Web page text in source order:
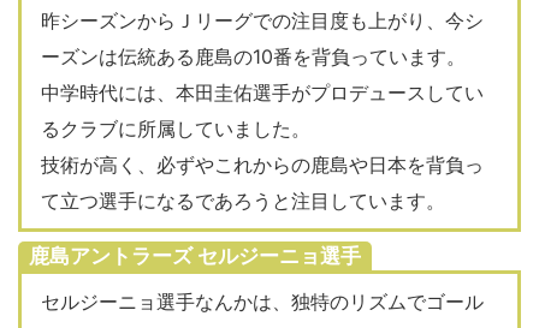
昨シーズンからＪリーグでの注目度も上がり、今シ
ーズンは伝統ある鹿島の10番を背負っています。
中学時代には、本田圭佑選手がプロデュースしてい
るクラブに所属していました。
技術が高く、必ずやこれからの鹿島や日本を背負っ
て立つ選手になるであろうと注目しています。
鹿島アントラーズ セルジーニョ選手
セルジーニョ選手なんかは、独特のリズムでゴール